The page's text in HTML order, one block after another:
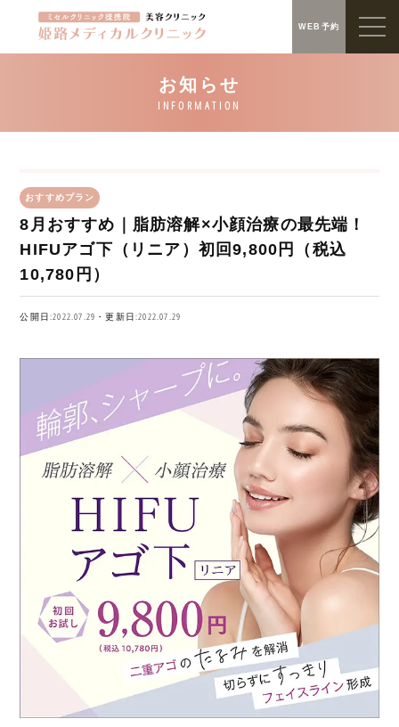
WEB予約
おすすめプラン
8月おすすめ｜脂肪溶解×小顔治療の最先端！
HIFUアゴ下（リニア）初回9,800円（税込
10,780円）
公開日:2022.07.29・更新日:2022.07.29